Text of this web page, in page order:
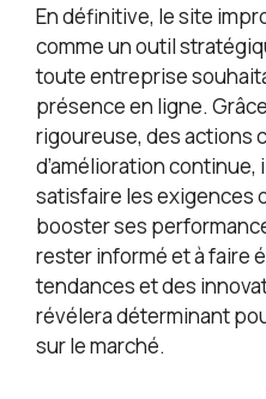
En définitive, le site
comme un outil
toute entreprise
présence en ligne.
rigoureuse, des actions
d’amélioration
satisfaire les exigences
booster ses
rester informé et à faire
tendances et des
révélera déterminant
sur le marché.